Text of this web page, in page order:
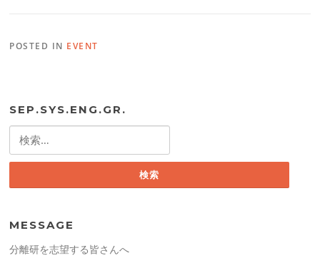
POSTED IN EVENT
SEP.SYS.ENG.GR.
MESSAGE
分離研を志望する皆さんへ